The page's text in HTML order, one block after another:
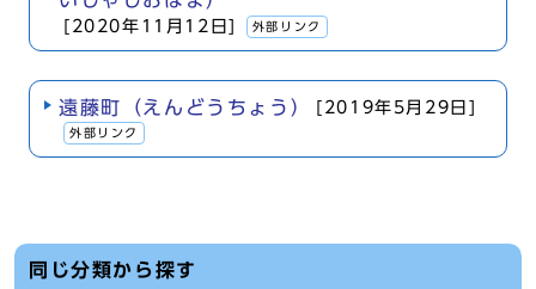
[2020年11月12日] 外部リンク
遠藤町（えんどうちょう） [2019年5月29日]
外部リンク
同じ分類から探す